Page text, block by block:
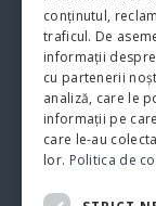
proceselor şi
Str.Nicolae
Tel. 0040-
conținutul,
traficul. De
informații
cu partenerii
analiză, care le
informații pe
care le-au
lor. Politica de